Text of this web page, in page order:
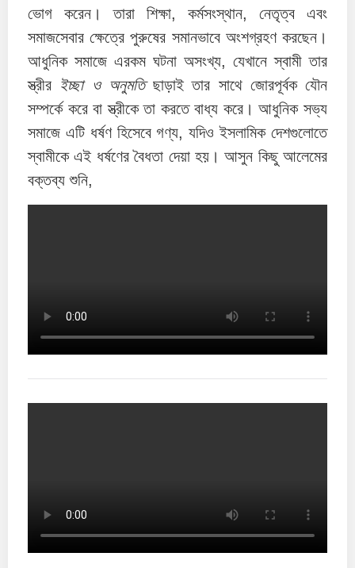
ভোগ করেন। তারা শিক্ষা, কর্মসংস্থান, নেতৃত্ব এবং
সমাজসেবার ক্ষেত্রে পুরুষের সমানভাবে অংশগ্রহণ করছেন।
আধুনিক সমাজে এরকম ঘটনা অসংখ্য, যেখানে স্বামী তার
স্ত্রীর ইচ্ছা ও অনুমতিছাড়াই তার সাথে জোরপূর্বক যৌন
সম্পর্কে করে বা স্ত্রীকে তা করতে বাধ্য করে। আধুনিক সভ্য
সমাজে এটি ধর্ষণ হিসেবে গণ্য, যদিও ইসলামিক দেশগুলোতে
স্বামীকে এই ধর্ষণের বৈধতা দেয়া হয়। আসুন কিছু আলেমের
বক্তব্য শুনি,